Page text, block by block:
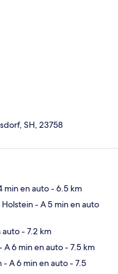
SH, 23758
min en auto- 6.5 km
- A 5 min en auto
auto- 7.2 km
A 6 min en auto- 7.5 km
- A 6 min en auto- 7.5